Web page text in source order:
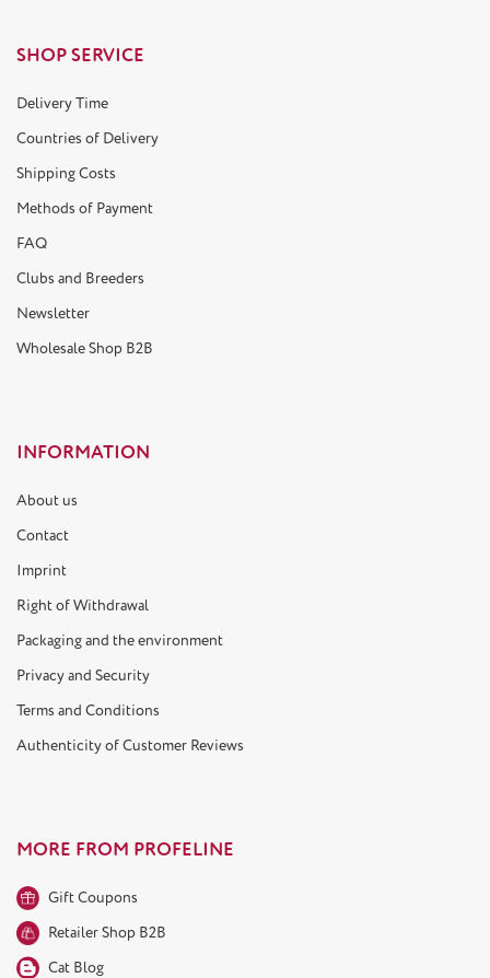
SHOP SERVICE
Delivery Time
Countries of Delivery
Shipping Costs
Methods of Payment
FAQ
Clubs and Breeders
Newsletter
Wholesale Shop B2B
INFORMATION
About us
Contact
Imprint
Right of Withdrawal
Packaging and the environment
Privacy and Security
Terms and Conditions
Authenticity of Customer Reviews
MORE FROM PROFELINE
Gift Coupons
Retailer Shop B2B
Cat Blog